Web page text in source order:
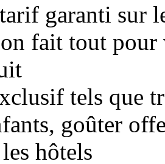
garanti sur
fait tout pour
tels que
goûter
hôtels